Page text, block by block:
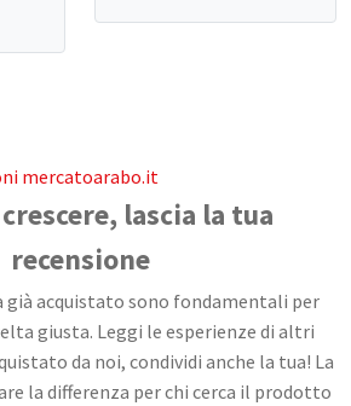
lascia la tua
recensione
già acquistato sono fondamentali per
giusta. Leggi le esperienze di altri
da noi, condividi anche la tua! La
la differenza per chi cerca il prodotto